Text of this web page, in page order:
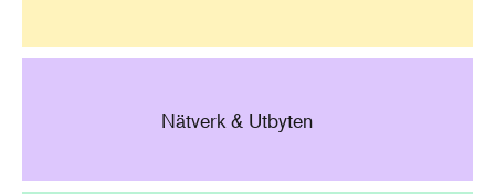
Nätverk & Utbyten